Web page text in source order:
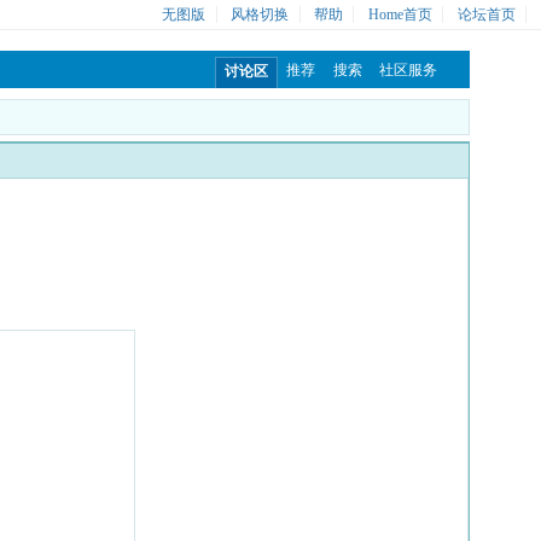
无图版 风格切换 帮助 Home首页 论坛首页
讨论区 推荐 搜索 社区服务